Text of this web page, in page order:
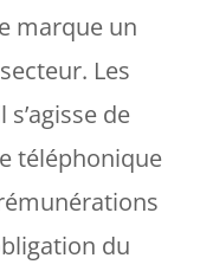
marque un
Les
de
téléphonique
du